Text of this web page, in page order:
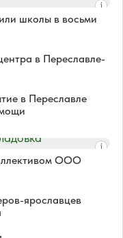
школы в восьми
в Переславле-
в Переславле
ООО
ярославцев